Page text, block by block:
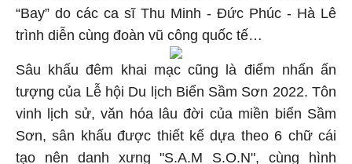
“Bay” do các ca sĩ Thu Minh - Đức Phúc - Hà Lê
trình diễn cùng đoàn vũ công quốc tế…
Sâu khấu đêm khai mạc cũng là điểm nhấn ấn
tượng của Lễ hội Du lịch Biển Sầm Sơn 2022. Tôn
vinh lịch sử, văn hóa lâu đời của miền biển Sầm
Sơn, sân khấu được thiết kế dựa theo 6 chữ cái
tạo nên danh xưng "S.A.M S.O.N", cùng hình